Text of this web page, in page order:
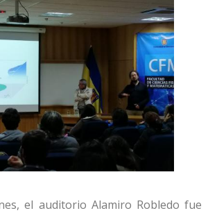
el auditorio Alamiro Robledo fue